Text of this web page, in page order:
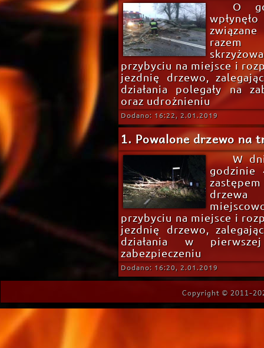
O
razem
przybyciu na miejsce i
jezdnię drzewo,
działania polegały na
oraz udrożnieniu
Dodano: 16:22, 2.01.2019
1. Powalone drzewo na
W
godzinie
przybyciu na miejsce i
jezdnię drzewo,
działania w
zabezpieczeniu
Dodano: 16:20, 2.01.2019
Copyright © 2011-